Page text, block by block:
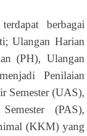
berbagai
Ulangan Harian
(PH), Ulangan
Penilaian
Semester (UAS),
(PAS),
(KKM) yang